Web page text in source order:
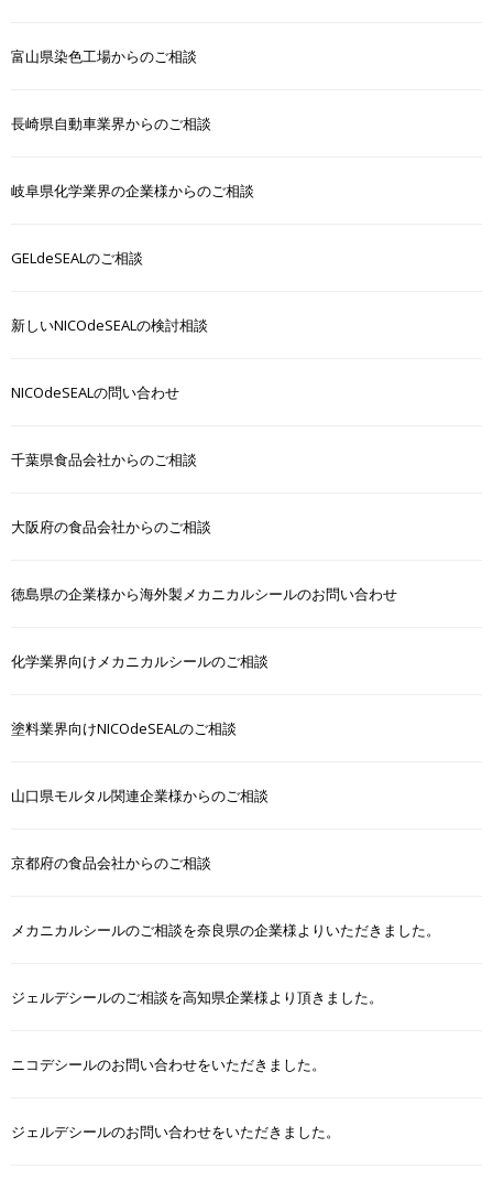
富山県染色工場からのご相談
長崎県自動車業界からのご相談
岐阜県化学業界の企業様からのご相談
GELdeSEALのご相談
新しいNICOdeSEALの検討相談
NICOdeSEALの問い合わせ
千葉県食品会社からのご相談
大阪府の食品会社からのご相談
徳島県の企業様から海外製メカニカルシールのお問い合わせ
化学業界向けメカニカルシールのご相談
塗料業界向けNICOdeSEALのご相談
山口県モルタル関連企業様からのご相談
京都府の食品会社からのご相談
メカニカルシールのご相談を奈良県の企業様よりいただきました。
ジェルデシールのご相談を高知県企業様より頂きました。
ニコデシールのお問い合わせをいただきました。
ジェルデシールのお問い合わせをいただきました。